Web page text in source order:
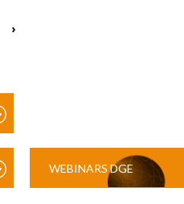
›
WEBINARS DGE